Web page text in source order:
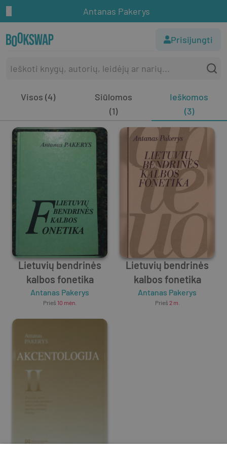
Antanas Pakerys
Prisijungti
Visos (4)
Siūlomos
(1)
Ieškomos
(3)
Lietuvių bendrinės
kalbos fonetika
Antanas Pakerys
Prieš 10 mėn.
Lietuvių bendrinės
kalbos fonetika
Antanas Pakerys
Prieš 2 m.